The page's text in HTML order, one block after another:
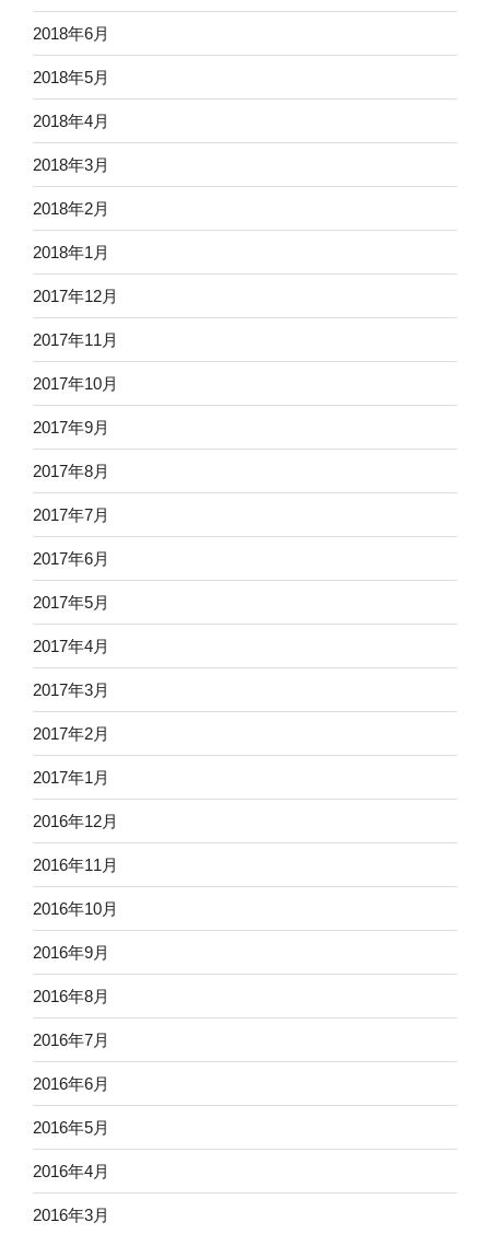
2018年6月
2018年5月
2018年4月
2018年3月
2018年2月
2018年1月
2017年12月
2017年11月
2017年10月
2017年9月
2017年8月
2017年7月
2017年6月
2017年5月
2017年4月
2017年3月
2017年2月
2017年1月
2016年12月
2016年11月
2016年10月
2016年9月
2016年8月
2016年7月
2016年6月
2016年5月
2016年4月
2016年3月